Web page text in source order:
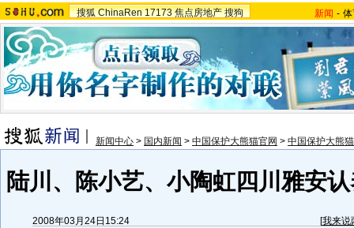
搜狐 ChinaRen 17173 焦点房地产 搜狗 新闻 -
新闻中心 > 国内新闻 > 中国保护大熊猫官网 > 中国保护大熊
陆川、陈小艺、小陶虹四川雅安
2008年03月24日15:24 [我来说